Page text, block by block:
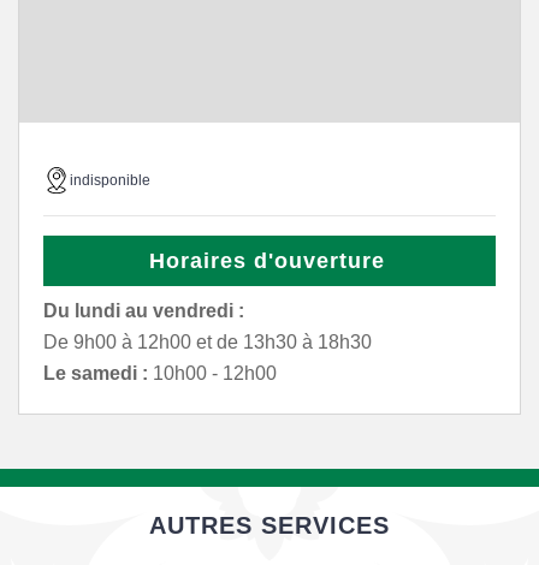
indisponible
Horaires d'ouverture
Du lundi au vendredi :
De 9h00 à 12h00 et de 13h30 à 18h30
Le samedi : 10h00 - 12h00
AUTRES SERVICES